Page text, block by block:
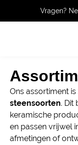
Vragen?
Ons assortiment
steensoorten. Dit
keramische
en passen vrijwel
afmetingen of